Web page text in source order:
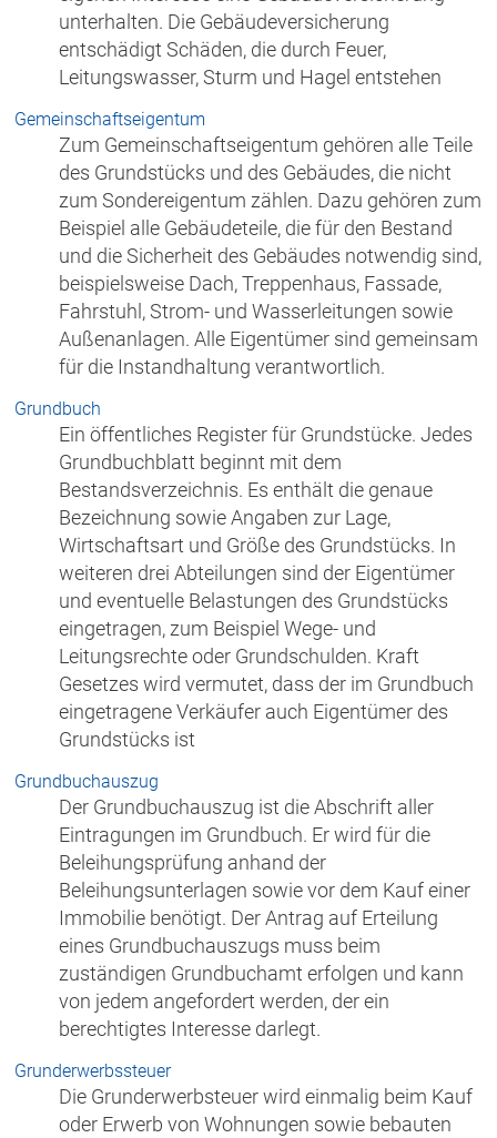
unterhalten. Die Gebäudeversicherung
entschädigt Schäden, die durch Feuer,
Leitungswasser, Sturm und Hagel entstehen
Gemeinschaftseigentum
Zum Gemeinschaftseigentum gehören alle Teile
des Grundstücks und des Gebäudes, die nicht
zum Sondereigentum zählen. Dazu gehören zum
Beispiel alle Gebäudeteile, die für den Bestand
und die Sicherheit des Gebäudes notwendig sind,
beispielsweise Dach, Treppenhaus, Fassade,
Fahrstuhl, Strom- und Wasserleitungen sowie
Außenanlagen. Alle Eigentümer sind gemeinsam
für die Instandhaltung verantwortlich.
Grundbuch
Ein öffentliches Register für Grundstücke. Jedes
Grundbuchblatt beginnt mit dem
Bestandsverzeichnis. Es enthält die genaue
Bezeichnung sowie Angaben zur Lage,
Wirtschaftsart und Größe des Grundstücks. In
weiteren drei Abteilungen sind der Eigentümer
und eventuelle Belastungen des Grundstücks
eingetragen, zum Beispiel Wege- und
Leitungsrechte oder Grundschulden. Kraft
Gesetzes wird vermutet, dass der im Grundbuch
eingetragene Verkäufer auch Eigentümer des
Grundstücks ist
Grundbuchauszug
Der Grundbuchauszug ist die Abschrift aller
Eintragungen im Grundbuch. Er wird für die
Beleihungsprüfung anhand der
Beleihungsunterlagen sowie vor dem Kauf einer
Immobilie benötigt. Der Antrag auf Erteilung
eines Grundbuchauszugs muss beim
zuständigen Grundbuchamt erfolgen und kann
von jedem angefordert werden, der ein
berechtigtes Interesse darlegt.
Grunderwerbssteuer
Die Grunderwerbsteuer wird einmalig beim Kauf
oder Erwerb von Wohnungen sowie bebauten